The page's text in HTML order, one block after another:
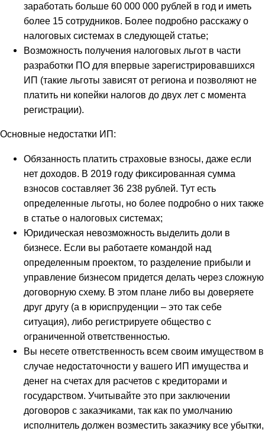
заработать больше 60 000 000 рублей в год и иметь
более 15 сотрудников. Более подробно расскажу о
налоговых системах в следующей статье;
Возможность получения налоговых льгот в части
разработки ПО для впервые зарегистрировавшихся
ИП (такие льготы зависят от региона и позволяют не
платить ни копейки налогов до двух лет с момента
регистрации).
Основные недостатки ИП:
Обязанность платить страховые взносы, даже если
нет доходов. В 2019 году фиксированная сумма
взносов составляет 36 238 рублей. Тут есть
определенные льготы, но более подробно о них также
в статье о налоговых системах;
Юридическая невозможность выделить доли в
бизнесе. Если вы работаете командой над
определенным проектом, то разделение прибыли и
управление бизнесом придется делать через сложную
договорную схему. В этом плане либо вы доверяете
друг другу (а в юриспруденции – это так себе
ситуация), либо регистрируете общество с
ограниченной ответственностью.
Вы несете ответственность всем своим имуществом в
случае недостаточности у вашего ИП имущества и
денег на счетах для расчетов с кредиторами и
государством. Учитывайте это при заключении
договоров с заказчиками, так как по умолчанию
исполнитель должен возместить заказчику все убытки,